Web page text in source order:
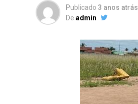
Publicado 3 anos atrás
De admin